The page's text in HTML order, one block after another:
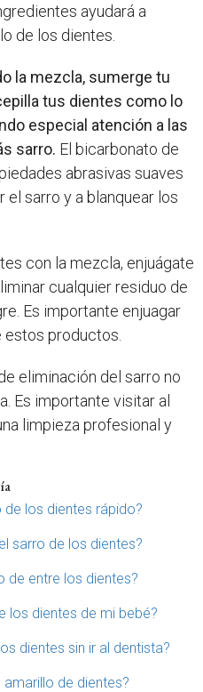
ayudará a
de los dientes.
la mezcla, sumerge tu
tus dientes como lo
especial atención a las
sarro. El bicarbonato de
abrasivas suaves
el sarro y a blanquear los
con la mezcla, enjuágate
cualquier residuo de
Es importante enjuagar
estos productos.
eliminación del sarro no
Es importante visitar al
limpieza profesional y
los dientes rápido?
sarro de los dientes?
de entre los dientes?
los dientes de mi bebé?
dientes sin ir al dentista?
de dientes?